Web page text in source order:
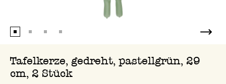
Tafelkerze, gedreht, pastellgrün, 29
cm, 2 Stück